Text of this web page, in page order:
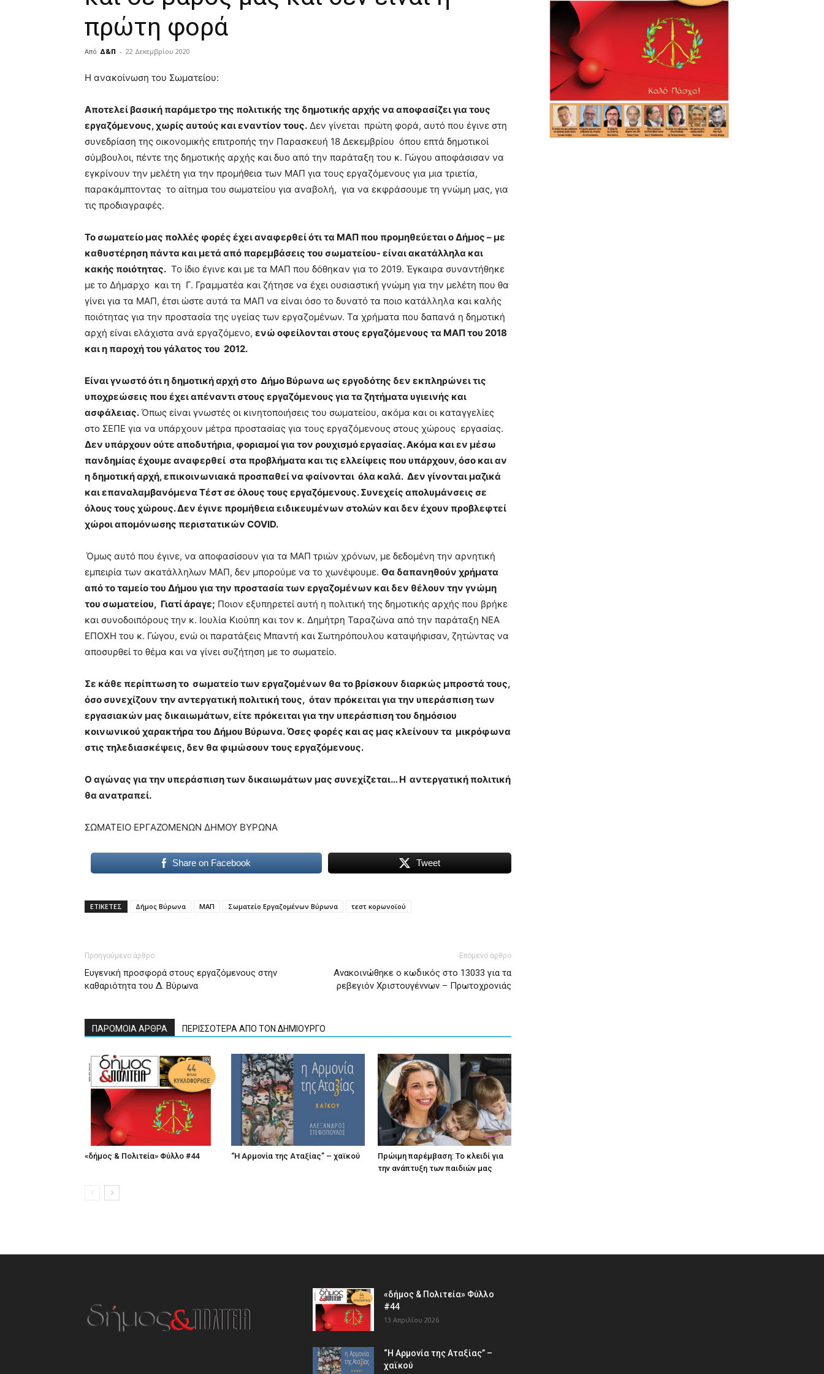
πρώτη φορά
Από Δ&Π - 22 Δεκεμβρίου 2020
blonde
hot
cam
show.desi
brandi
lyons
teaches
you
of
pain.
pornhun
porn
Η ανακοίνωση του Σωματείου:
Αποτελεί βασική παράμετρο της πολιτικής της δημοτικής αρχής να αποφασίζει για τους
εργαζόμενους, χωρίς αυτούς και εναντίον τους. Δεν γίνεται πρώτη φορά, αυτό που έγινε στη
συνεδρίαση της οικονομικής επιτροπής την Παρασκευή 18 Δεκεμβρίου όπου επτά δημοτικοί
σύμβουλοι, πέντε της δημοτικής αρχής και δυο από την παράταξη του κ. Γώγου αποφάσισαν να
εγκρίνουν την μελέτη για την προμήθεια των ΜΑΠ για τους εργαζόμενους για μια τριετία,
παρακάμπτοντας το αίτημα του σωματείου για αναβολή, για να εκφράσουμε τη γνώμη μας, για
τις προδιαγραφές.
Το σωματείο μας πολλές φορές έχει αναφερθεί ότι τα ΜΑΠ που προμηθεύεται ο Δήμος – με
καθυστέρηση πάντα και μετά από παρεμβάσεις του σωματείου- είναι ακατάλληλα και
κακής ποιότητας. Το ίδιο έγινε και με τα ΜΑΠ που δόθηκαν για το 2019. Έγκαιρα συναντήθηκε
με το Δήμαρχο και τη Γ. Γραμματέα και ζήτησε να έχει ουσιαστική γνώμη για την μελέτη που θα
γίνει για τα ΜΑΠ, έτσι ώστε αυτά τα ΜΑΠ να είναι όσο το δυνατό τα ποιο κατάλληλα και καλής
ποιότητας για την προστασία της υγείας των εργαζομένων. Τα χρήματα που δαπανά η δημοτική
αρχή είναι ελάχιστα ανά εργαζόμενο, ενώ οφείλονται στους εργαζόμενους τα ΜΑΠ του 2018
και η παροχή του γάλατος του 2012.
Είναι γνωστό ότι η δημοτική αρχή στο Δήμο Βύρωνα ως εργοδότης δεν εκπληρώνει τις
υποχρεώσεις που έχει απέναντι στους εργαζόμενους για τα ζητήματα υγιεινής και
ασφάλειας. Όπως είναι γνωστές οι κινητοποιήσεις του σωματείου, ακόμα και οι καταγγελίες
στο ΣΕΠΕ για να υπάρχουν μέτρα προστασίας για τους εργαζόμενους στους χώρους εργασίας.
Δεν υπάρχουν ούτε αποδυτήρια, φοριαμοί για τον ρουχισμό εργασίας. Ακόμα και εν μέσω
πανδημίας έχουμε αναφερθεί στα προβλήματα και τις ελλείψεις που υπάρχουν, όσο και αν
η δημοτική αρχή, επικοινωνιακά προσπαθεί να φαίνονται όλα καλά. Δεν γίνονται μαζικά
και επαναλαμβανόμενα Τέστ σε όλους τους εργαζόμενους. Συνεχείς απολυμάνσεις σε
όλους τους χώρους. Δεν έγινε προμήθεια ειδικευμένων στολών και δεν έχουν προβλεφτεί
χώροι απομόνωσης περιστατικών COVID.
Όμως αυτό που έγινε, να αποφασίσουν για τα ΜΑΠ τριών χρόνων, με δεδομένη την αρνητική
εμπειρία των ακατάλληλων ΜΑΠ, δεν μπορούμε να το χωνέψουμε. Θα δαπανηθούν χρήματα
από το ταμείο του Δήμου για την προστασία των εργαζομένων και δεν θέλουν την γνώμη
του σωματείου, Γιατί άραγε; Ποιον εξυπηρετεί αυτή η πολιτική της δημοτικής αρχής που βρήκε
και συνοδοιπόρους την κ. Ιουλία Κιούπη και τον κ. Δημήτρη Ταραζώνα από την παράταξη ΝΕΑ
ΕΠΟΧΗ του κ. Γώγου, ενώ οι παρατάξεις Μπαντή και Σωτηρόπουλου καταψήφισαν, ζητώντας να
αποσυρθεί το θέμα και να γίνει συζήτηση με το σωματείο.
Σε κάθε περίπτωση το σωματείο των εργαζομένων θα το βρίσκουν διαρκώς μπροστά τους,
όσο συνεχίζουν την αντεργατική πολιτική τους, όταν πρόκειται για την υπεράσπιση των
εργασιακών μας δικαιωμάτων, είτε πρόκειται για την υπεράσπιση του δημόσιου
κοινωνικού χαρακτήρα του Δήμου Βύρωνα. Όσες φορές και ας μας κλείνουν τα μικρόφωνα
στις τηλεδιασκέψεις, δεν θα φιμώσουν τους εργαζόμενους.
Ο αγώνας για την υπεράσπιση των δικαιωμάτων μας συνεχίζεται… Η αντεργατική πολιτική
θα ανατραπεί.
ΣΩΜΑΤΕΙΟ ΕΡΓΑΖΟΜΕΝΩΝ ΔΗΜΟΥ ΒΥΡΩΝΑ
Share on Facebook Tweet
ΕΤΙΚΕΤΕΣ Δήμος Βύρωνα ΜΑΠ Σωματείο Εργαζομένων Βύρωνα τεστ κορωνοϊού
Προηγούμενο άρθρο
Ευγενική προσφορά στους εργαζόμενους στην
καθαριότητα του Δ. Βύρωνα
Επόμενο άρθρο
Ανακοινώθηκε ο κωδικός στο 13033 για τα
ρεβεγιόν Χριστουγέννων – Πρωτοχρονιάς
ΠΑΡΟΜΟΙΑ ΑΡΘΡΑ ΠΕΡΙΣΣΟΤΕΡΑ ΑΠΟ ΤΟΝ ΔΗΜΙΟΥΡΓΟ
«δήμος & Πολιτεία» Φύλλο #44 “Η Αρμονία της Αταξίας” – χαϊκού
Πρώιμη παρέμβαση: Το κλειδί για
την ανάπτυξη των παιδιών µας
«δήμος & Πολιτεία» Φύλλο
#44
13 Απριλίου 2026
“Η Αρμονία της Αταξίας” –
χαϊκού